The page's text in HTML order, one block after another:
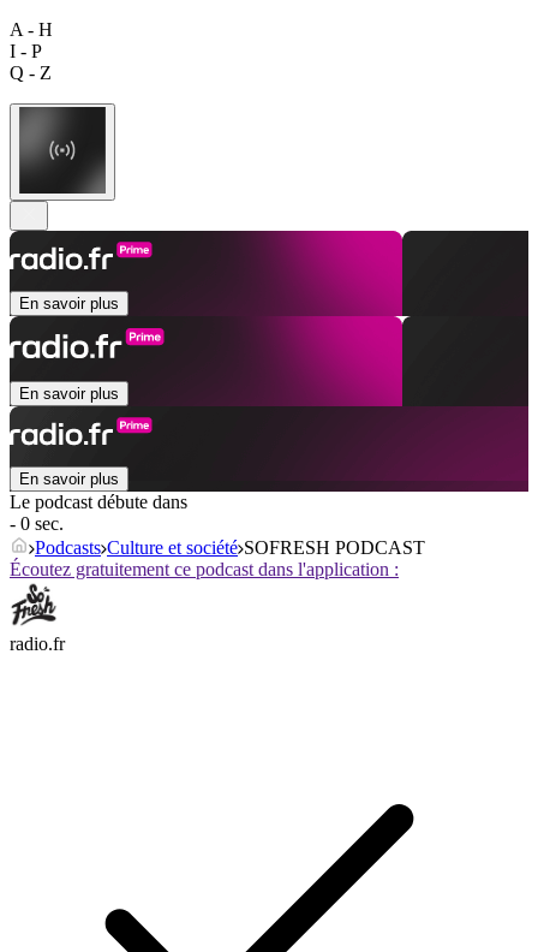
A - H
I - P
Q - Z
En savoir plus
En savoir plus
En savoir plus
Le podcast débute dans
- 0 sec.
Podcasts Culture et société SOFRESH PODCAST
Écoutez gratuitement ce podcast dans l'application :
radio.fr